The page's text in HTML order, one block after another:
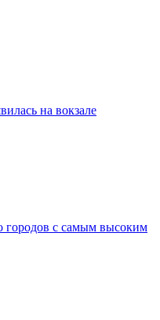
на вокзале
городов с самым высоким